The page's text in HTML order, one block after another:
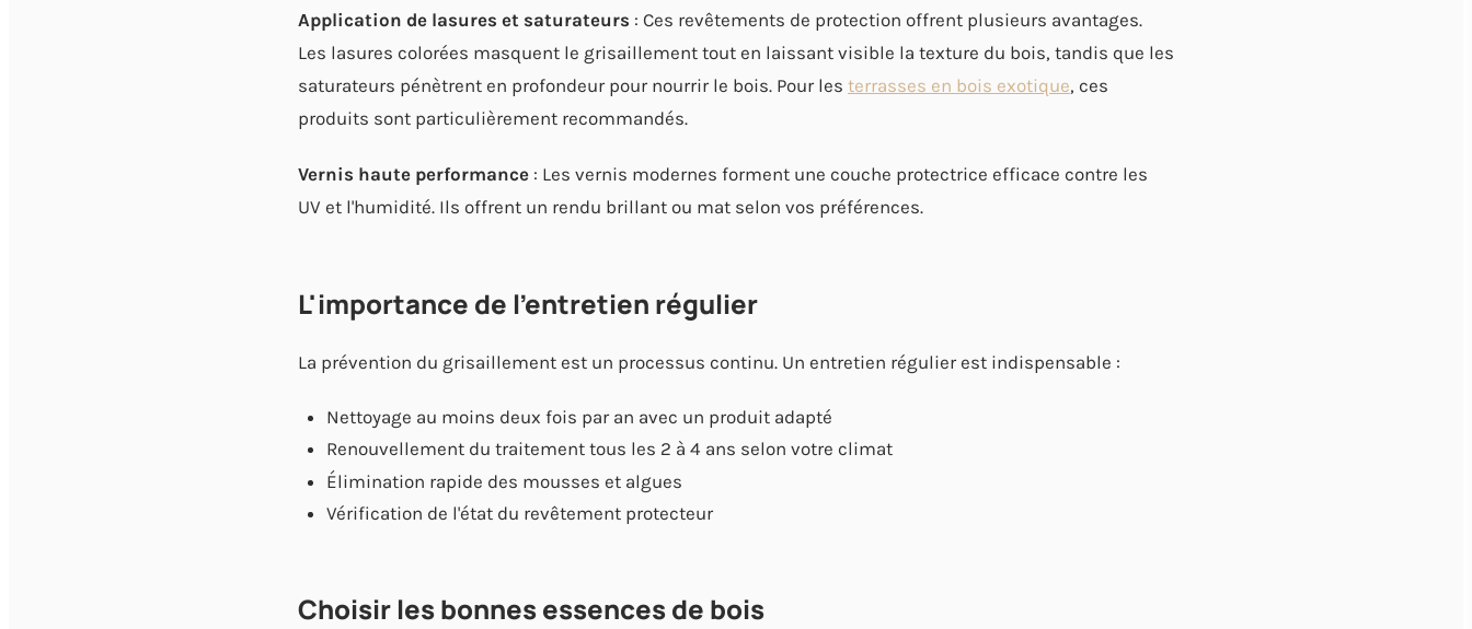
Application de lasures et saturateurs : Ces revêtements de protection offrent plusieurs avantages.
Les lasures colorées masquent le grisaillement tout en laissant visible la texture du bois, tandis que les
saturateurs pénètrent en profondeur pour nourrir le bois. Pour les terrasses en bois exotique, ces
produits sont particulièrement recommandés.
Vernis haute performance : Les vernis modernes forment une couche protectrice efficace contre les
UV et l'humidité. Ils offrent un rendu brillant ou mat selon vos préférences.
L'importance de l'entretien régulier
La prévention du grisaillement est un processus continu. Un entretien régulier est indispensable :
Nettoyage au moins deux fois par an avec un produit adapté
Renouvellement du traitement tous les 2 à 4 ans selon votre climat
Élimination rapide des mousses et algues
Vérification de l'état du revêtement protecteur
Choisir les bonnes essences de bois